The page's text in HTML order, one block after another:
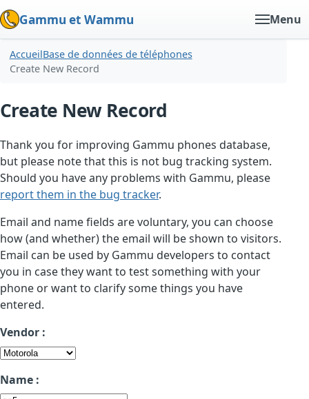
Gammu et Wammu Menu
AccueilBase de données de téléphones
Create New Record
Create New Record
Thank you for improving Gammu phones database,
but please note that this is not bug tracking system.
Should you have any problems with Gammu, please
report them in the bug tracker.
Email and name fields are voluntary, you can choose
how (and whether) the email will be shown to visitors.
Email can be used by Gammu developers to contact
you in case they want to test something with your
phone or want to clarify some things you have
entered.
Vendor :
Name :